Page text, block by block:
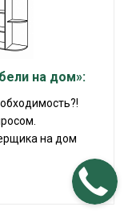
на дом»:
на дом